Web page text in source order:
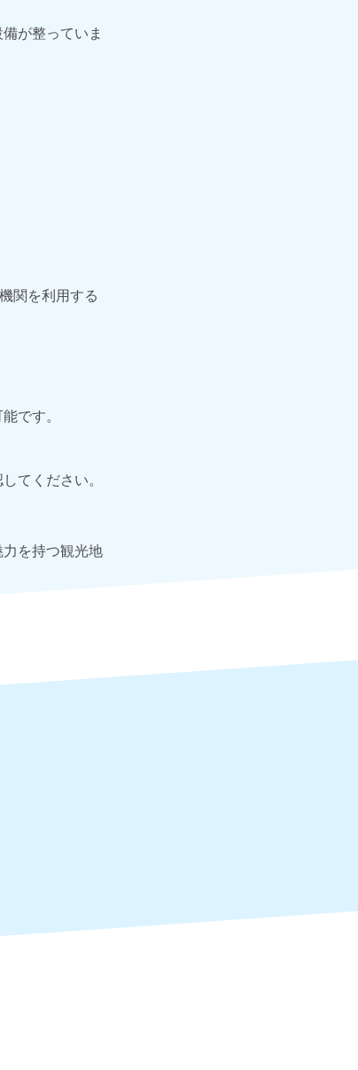
が整っていま
関を利用する
です。
てください。
を持つ観光地